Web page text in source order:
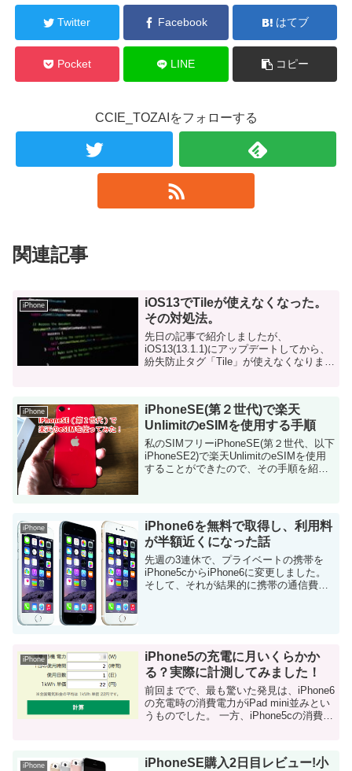
Twitter Facebook はてブ
Pocket LINE コピー
CCIE_TOZAIをフォローする
関連記事
iPhone
iOS13でTileが使えなくなった。
その対処法。
先日の記事で紹介しましたが、
iOS13(13.1.1)にアップデートしてから、
紛失防止タグ「Tile」が使えなくなりまし
iPhone
iPhoneSE(第２世代)で楽天
UnlimitのeSIMを使用する手順
私のSIMフリーiPhoneSE(第２世代、以下
iPhoneSE2)で楽天UnlimitのeSIMを使用
することができたので、その手順を紹介
iPhone
iPhone6を無料で取得し、利用料
が半額近くになった話
先週の3連休で、プライベートの携帯を
iPhone5cからiPhone6に変更しました。
そして、それが結果的に携帯の通信費を
iPhone
iPhone5の充電に月いくらかか
る？実際に計測してみました！
前回までで、最も驚いた発見は、iPhone6
の充電時の消費電力がiPad mini並みとい
うものでした。 一方、iPhone5cの消費電
iPhone
iPhoneSE購入2日目レビュー!小